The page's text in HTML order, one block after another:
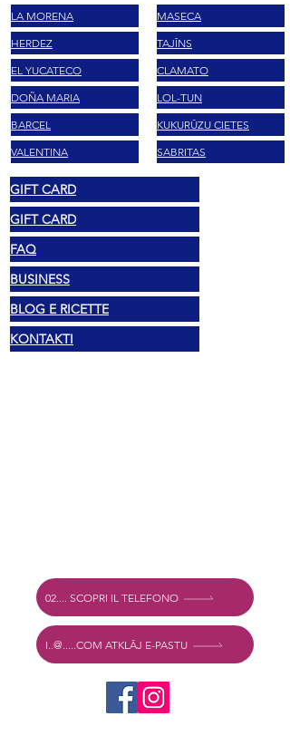
LA MORENA
HERDEZ
EL YUCATECO
DOÑA MARIA
BARCEL
VALENTINA
MASECA
TAJĪNS
CLAMATO
LOL-TUN
KUKURŪZU CIETES
SABRITAS
GIFT CARD
GIFT CARD
FAQ
BUSINESS
BLOG E RICETTE
KONTAKTI
02.... SCOPRI IL TELEFONO
I..@.....COM ATKLĀJ E-PASTU